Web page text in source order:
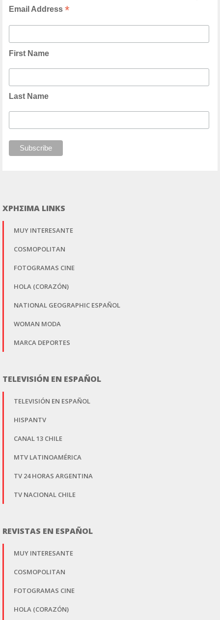
Email Address*
First Name
Last Name
ΧΡΗΣΙΜΑ LINKS
MUY INTERESANTE
COSMOPOLITAN
FOTOGRAMAS CINE
HOLA (CORAZÓN)
NATIONAL GEOGRAPHIC ESPAÑOL
WOMAN MODA
MARCA DEPORTES
TELEVISIÓN EN ESPAÑOL
TELEVISIÓN EN ESPAÑOL
HISPANTV
CANAL 13 CHILE
MTV LATINOAMÉRICA
TV 24 HORAS ARGENTINA
TV NACIONAL CHILE
REVISTAS EN ESPAÑOL
MUY INTERESANTE
COSMOPOLITAN
FOTOGRAMAS CINE
HOLA (CORAZÓN)